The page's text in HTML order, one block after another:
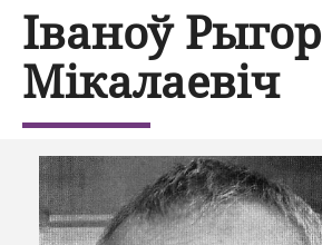
Іваноў Рыгор
Мікалаевіч